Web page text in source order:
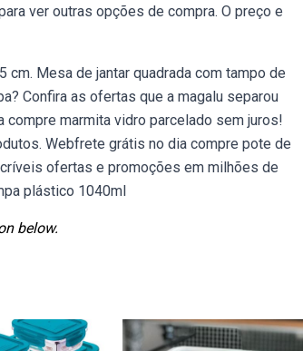
ver outras opções de compra. O preço e
Mesa de jantar quadrada com tampo de
Confira as ofertas que a magalu separou
compre marmita vidro parcelado sem juros!
Webfrete grátis no dia compre pote de
ofertas e promoções em milhões de
plástico 1040ml
below.